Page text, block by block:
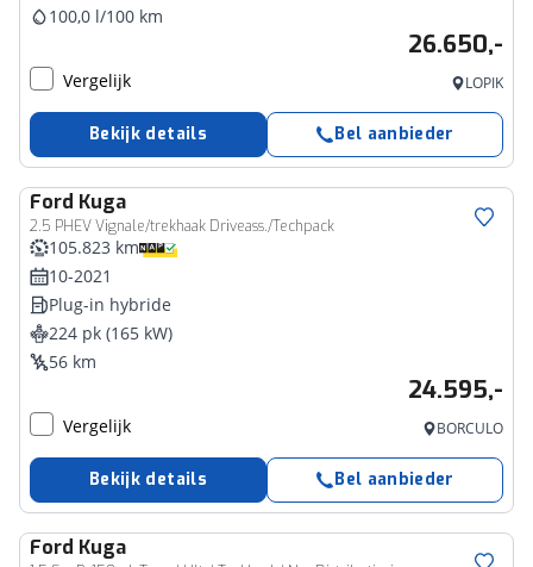
100,0 l/100 km
26.650,-
Vergelijk LOPIK
Bekijk details Bel aanbieder
Ford Kuga
2.5 PHEV Vignale/trekhaak Driveass./Techpack
105.823 km
10-2021
Plug-in hybride
224 pk (165 kW)
56 km
24.595,-
Vergelijk BORCULO
Bekijk details Bel aanbieder
Ford Kuga